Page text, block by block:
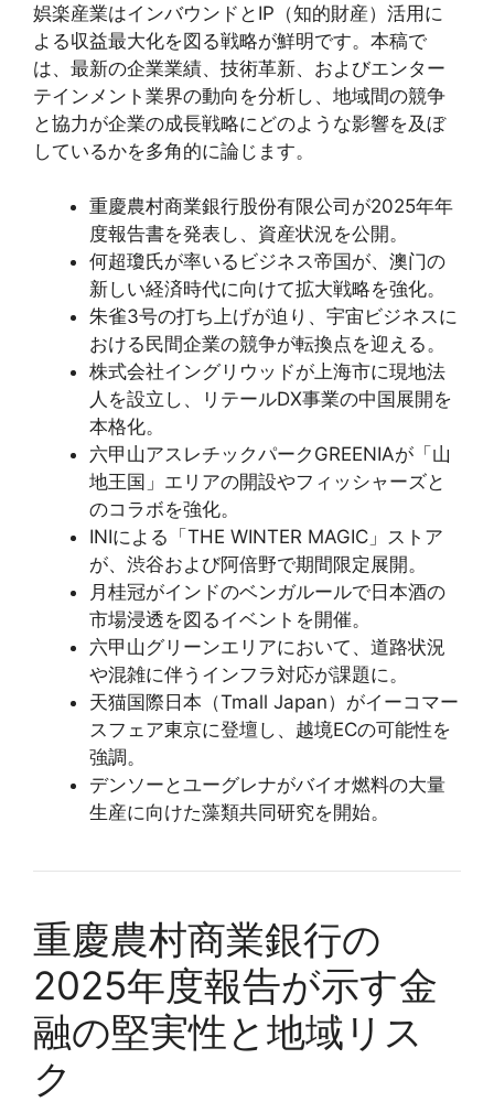
娯楽産業はインバウンドとIP（知的財産）活用に
よる収益最大化を図る戦略が鮮明です。本稿で
は、最新の企業業績、技術革新、およびエンター
テインメント業界の動向を分析し、地域間の競争
と協力が企業の成長戦略にどのような影響を及ぼ
しているかを多角的に論じます。
重慶農村商業銀行股份有限公司が2025年年
度報告書を発表し、資産状況を公開。
何超瓊氏が率いるビジネス帝国が、澳门の
新しい経済時代に向けて拡大戦略を強化。
朱雀3号の打ち上げが迫り、宇宙ビジネスに
おける民間企業の競争が転換点を迎える。
株式会社イングリウッドが上海市に現地法
人を設立し、リテールDX事業の中国展開を
本格化。
六甲山アスレチックパークGREENIAが「山
地王国」エリアの開設やフィッシャーズと
のコラボを強化。
INIによる「THE WINTER MAGIC」ストア
が、渋谷および阿倍野で期間限定展開。
月桂冠がインドのベンガルールで日本酒の
市場浸透を図るイベントを開催。
六甲山グリーンエリアにおいて、道路状況
や混雑に伴うインフラ対応が課題に。
天猫国際日本（Tmall Japan）がイーコマー
スフェア東京に登壇し、越境ECの可能性を
強調。
デンソーとユーグレナがバイオ燃料の大量
生産に向けた藻類共同研究を開始。
重慶農村商業銀行の
2025年度報告が示す金
融の堅実性と地域リス
ク